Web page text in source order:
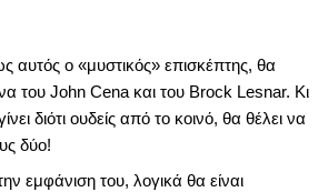
αυτός ο «μυστικός» επισκέπτης, θα
του John Cena και του Brock Lesnar. Κι
διότι ουδείς από το κοινό, θα θέλει να
δύο!
εμφάνιση του, λογικά θα είναι